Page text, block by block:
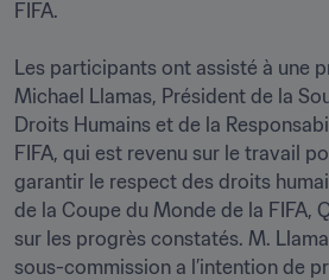
FIFA.
Les participants ont assisté à une
Michael Llamas, Président de la
Droits Humains et de la
FIFA, qui est revenu sur le travail
garantir le respect des droits
de la Coupe du Monde de la FIFA,
sur les progrès constatés. M.
sous-commission a l’intention de